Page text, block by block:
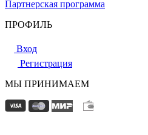
Партнерская программа
ПРОФИЛЬ
Вход
Регистрация
МЫ ПРИНИМАЕМ